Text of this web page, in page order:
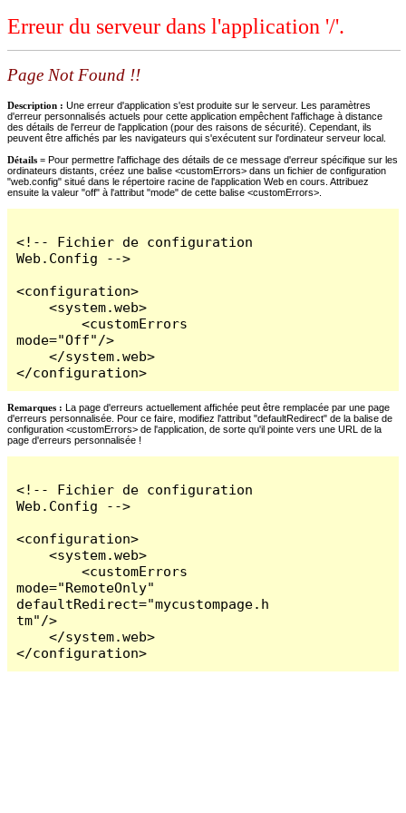
Erreur du serveur dans l'application '/'.
Page Not Found !!
Description : Une erreur d'application s'est produite sur le serveur. Les paramètres
d'erreur personnalisés actuels pour cette application empêchent l'affichage à distance
des détails de l'erreur de l'application (pour des raisons de sécurité). Cependant, ils
peuvent être affichés par les navigateurs qui s'exécutent sur l'ordinateur serveur local.
Détails = Pour permettre l'affichage des détails de ce message d'erreur spécifique sur les
ordinateurs distants, créez une balise <customErrors> dans un fichier de configuration
"web.config" situé dans le répertoire racine de l'application Web en cours. Attribuez
ensuite la valeur "off" à l'attribut "mode" de cette balise <customErrors>.
<!-- Fichier de configuration
Web.Config -->
<configuration>
    <system.web>
        <customErrors
mode="Off"/>
    </system.web>
</configuration>
Remarques : La page d'erreurs actuellement affichée peut être remplacée par une page
d'erreurs personnalisée. Pour ce faire, modifiez l'attribut "defaultRedirect" de la balise de
configuration <customErrors> de l'application, de sorte qu'il pointe vers une URL de la
page d'erreurs personnalisée !
<!-- Fichier de configuration
Web.Config -->
<configuration>
    <system.web>
        <customErrors
mode="RemoteOnly"
defaultRedirect="mycustompage.h
tm"/>
    </system.web>
</configuration>